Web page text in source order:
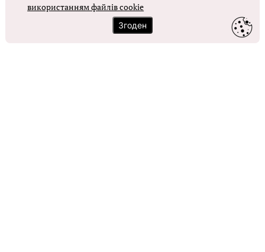
ОТРИМАТИ ДОСТУП
використанням файлів cookie
Згоден